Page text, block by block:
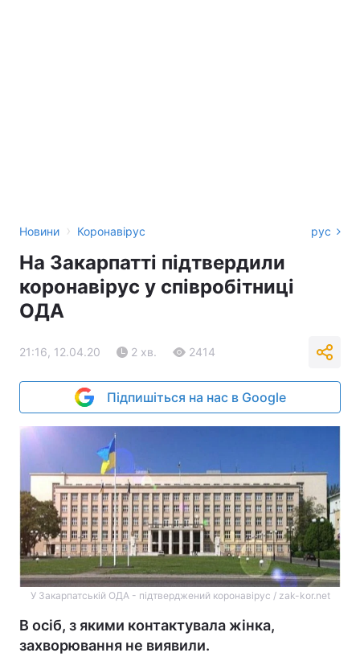
Новини › Коронавірус рус
На Закарпатті підтвердили
коронавірус у співробітниці
ОДА
21:16, 12.04.20 2 хв. 2414
Підпишіться на нас в Google
У Закарпатській ОДА - підтверджений коронавірус / zak-kor.net
В осіб, з якими контактувала жінка,
захворювання не виявили.